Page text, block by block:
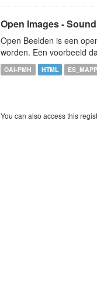
Open Images -
Open Beelden is een
worden. Een voorbeeld
OAI-PMH HTML
You can also access this